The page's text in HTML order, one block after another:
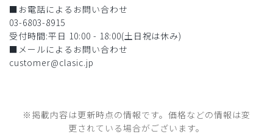
■お電話によるお問い合わせ
03-6803-8915
受付時間:平日 10:00 - 18:00(土日祝は休み)
■メールによるお問い合わせ
customer@clasic.jp
※掲載内容は更新時点の情報です。価格などの情報は変
更されている場合がございます。